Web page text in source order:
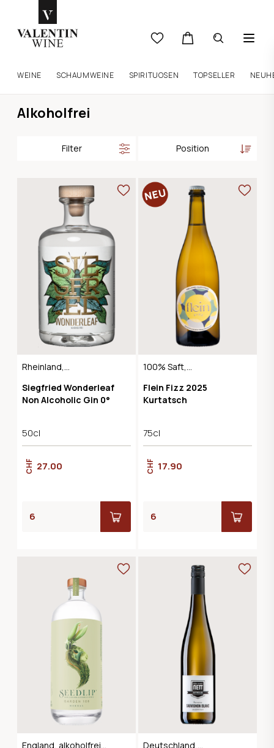
WEINE SCHAUMWEINE SPIRITUOSEN TOPSELLER
Alkoholfrei
Filter
Rheinland,
Siegfried Wonderleaf
Non Alcoholic Gin 0°
50cl
CHF 27.00
100% Saft,
Vegan, alkoholfrei
Flein Fizz 2025
Kurtatsch
75cl
CHF 17.90
England, alkoholfreie
Deutschland,